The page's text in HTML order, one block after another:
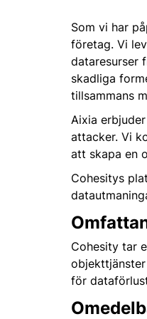
Som vi har
företag. Vi
dataresurser
skadliga
tillsammans
Aixia
attacker. Vi
att skapa en
Cohesitys
Cohesity tar
för